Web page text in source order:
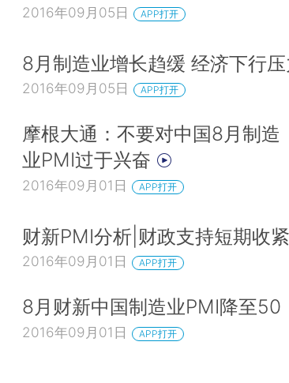
2016年09月05日 APP打开
8月制造业增长趋缓 经济下行
2016年09月05日 APP打开
摩根大通：不要对中国8月制造
业PMI过于兴奋
2016年09月01日 APP打开
财新PMI分析|财政支持短期收
2016年09月01日 APP打开
8月财新中国制造业PMI降至50
2016年09月01日 APP打开